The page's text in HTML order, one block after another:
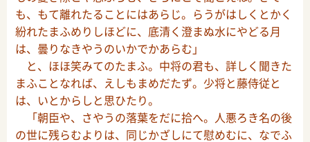
も、もて離れたることにはあらじ。らうがはしくとかく
紛れたまふめりしほどに、底清く澄まぬ水にやどる月
は、曇りなきやうのいかでかあらむ」
と、ほほ笑みてのたまふ。中将の君も、詳しく聞きた
まふことなれば、えしもまめだたず。少将と藤侍従と
は、いとからしと思ひたり。
「朝臣や、さやうの落葉をだに拾へ。人悪ろき名の後
の世に残らむよりは、同じかざしにて慰めむに、なでふ